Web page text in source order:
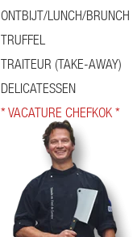
ONTBIJT/LUNCH/BRUNCH
TRUFFEL
TRAITEUR (TAKE-AWAY)
DELICATESSEN
* VACATURE CHEFKOK *